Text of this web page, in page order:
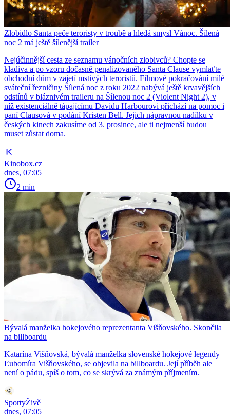
Zlobidlo Santa peče teroristy v troubě a hledá smysl Vánoc. Šílená
noc 2 má ještě šílenější trailer
Nejúčinnější cesta ze seznamu vánočních zlobivců? Chopte se
kladiva a po vzoru dočasně penalizovaného Santa Clause vymlaťte
obchodní dům v zajetí mstivých teroristů. Filmové pokračování milé
sváteční řezničiny Šílená noc z roku 2022 nabývá ještě krvavějších
odstínů v bláznivém traileru na Šílenou noc 2 (Violent Night 2), v
níž existenciálně tápajícímu Davidu Harbourovi přichází na pomoc i
paní Clausová v podání Kristen Bell. Jejich nápravnou nadílku v
českých kinech zakusíme od 3. prosince, ale ti nejmenší budou
muset zůstat doma.
Kinobox.cz
dnes, 07:05
2 min
Bývalá manželka hokejového reprezentanta Višňovského. Skončila
na billboardu
Katarína Višňovská, bývalá manželka slovenské hokejové legendy
Ľubomíra Višňovského, se objevila na billboardu. Její příběh ale
není o pádu, spíš o tom, co se skrývá za známým příjmením.
SportyŽivě
dnes, 07:05